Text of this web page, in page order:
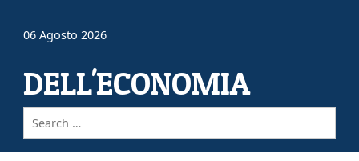
06 Agosto 2026
DELL'ECONOMIA